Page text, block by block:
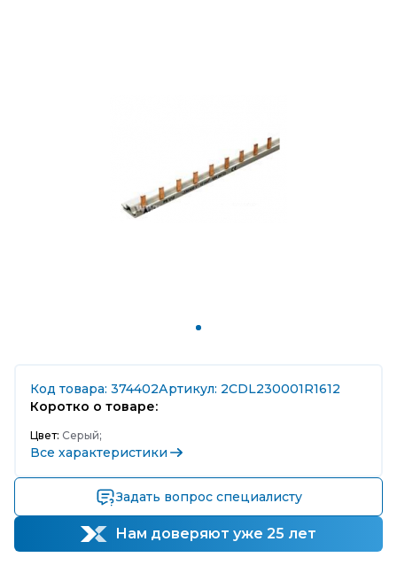
Код товара: 374402Артикул: 2CDL230001R1612
Коротко о товаре:
Цвет: Серый;
Все характеристики
Задать вопрос специалисту
Нам доверяют уже 25 лет